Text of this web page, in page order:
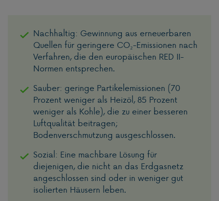
Nachhaltig: Gewinnung aus erneuerbaren
Quellen für geringere CO₂-Emissionen nach
Verfahren, die den europäischen RED II-
Normen entsprechen.
Sauber: geringe Partikelemissionen (70
Prozent weniger als Heizöl, 85 Prozent
weniger als Kohle), die zu einer besseren
Luftqualität beitragen;
Bodenverschmutzung ausgeschlossen.
Sozial: Eine machbare Lösung für
diejenigen, die nicht an das Erdgasnetz
angeschlossen sind oder in weniger gut
isolierten Häusern leben.